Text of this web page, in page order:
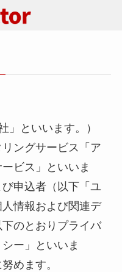
」といいます。）
ングサービス「ア
ビス」といいま
申込者（以下「ユ
情報および関連デ
のとおりプライバ
ー」といいま
めます。